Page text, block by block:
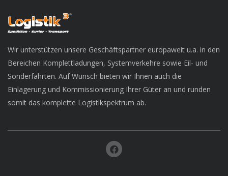
Wir unterstützen unsere Geschäftspartner europaweit u.a. in den
Bereichen Komplettladungen, Systemverkehre sowie Eil- und
Sonderfahrten. Auf Wunsch bieten wir Ihnen auch die
Einlagerung und Kommissionierung Ihrer Güter an und runden
somit das komplette Logistikspektrum ab.